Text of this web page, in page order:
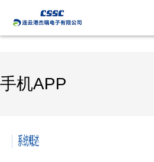
世界杯官网线上平
手机APP